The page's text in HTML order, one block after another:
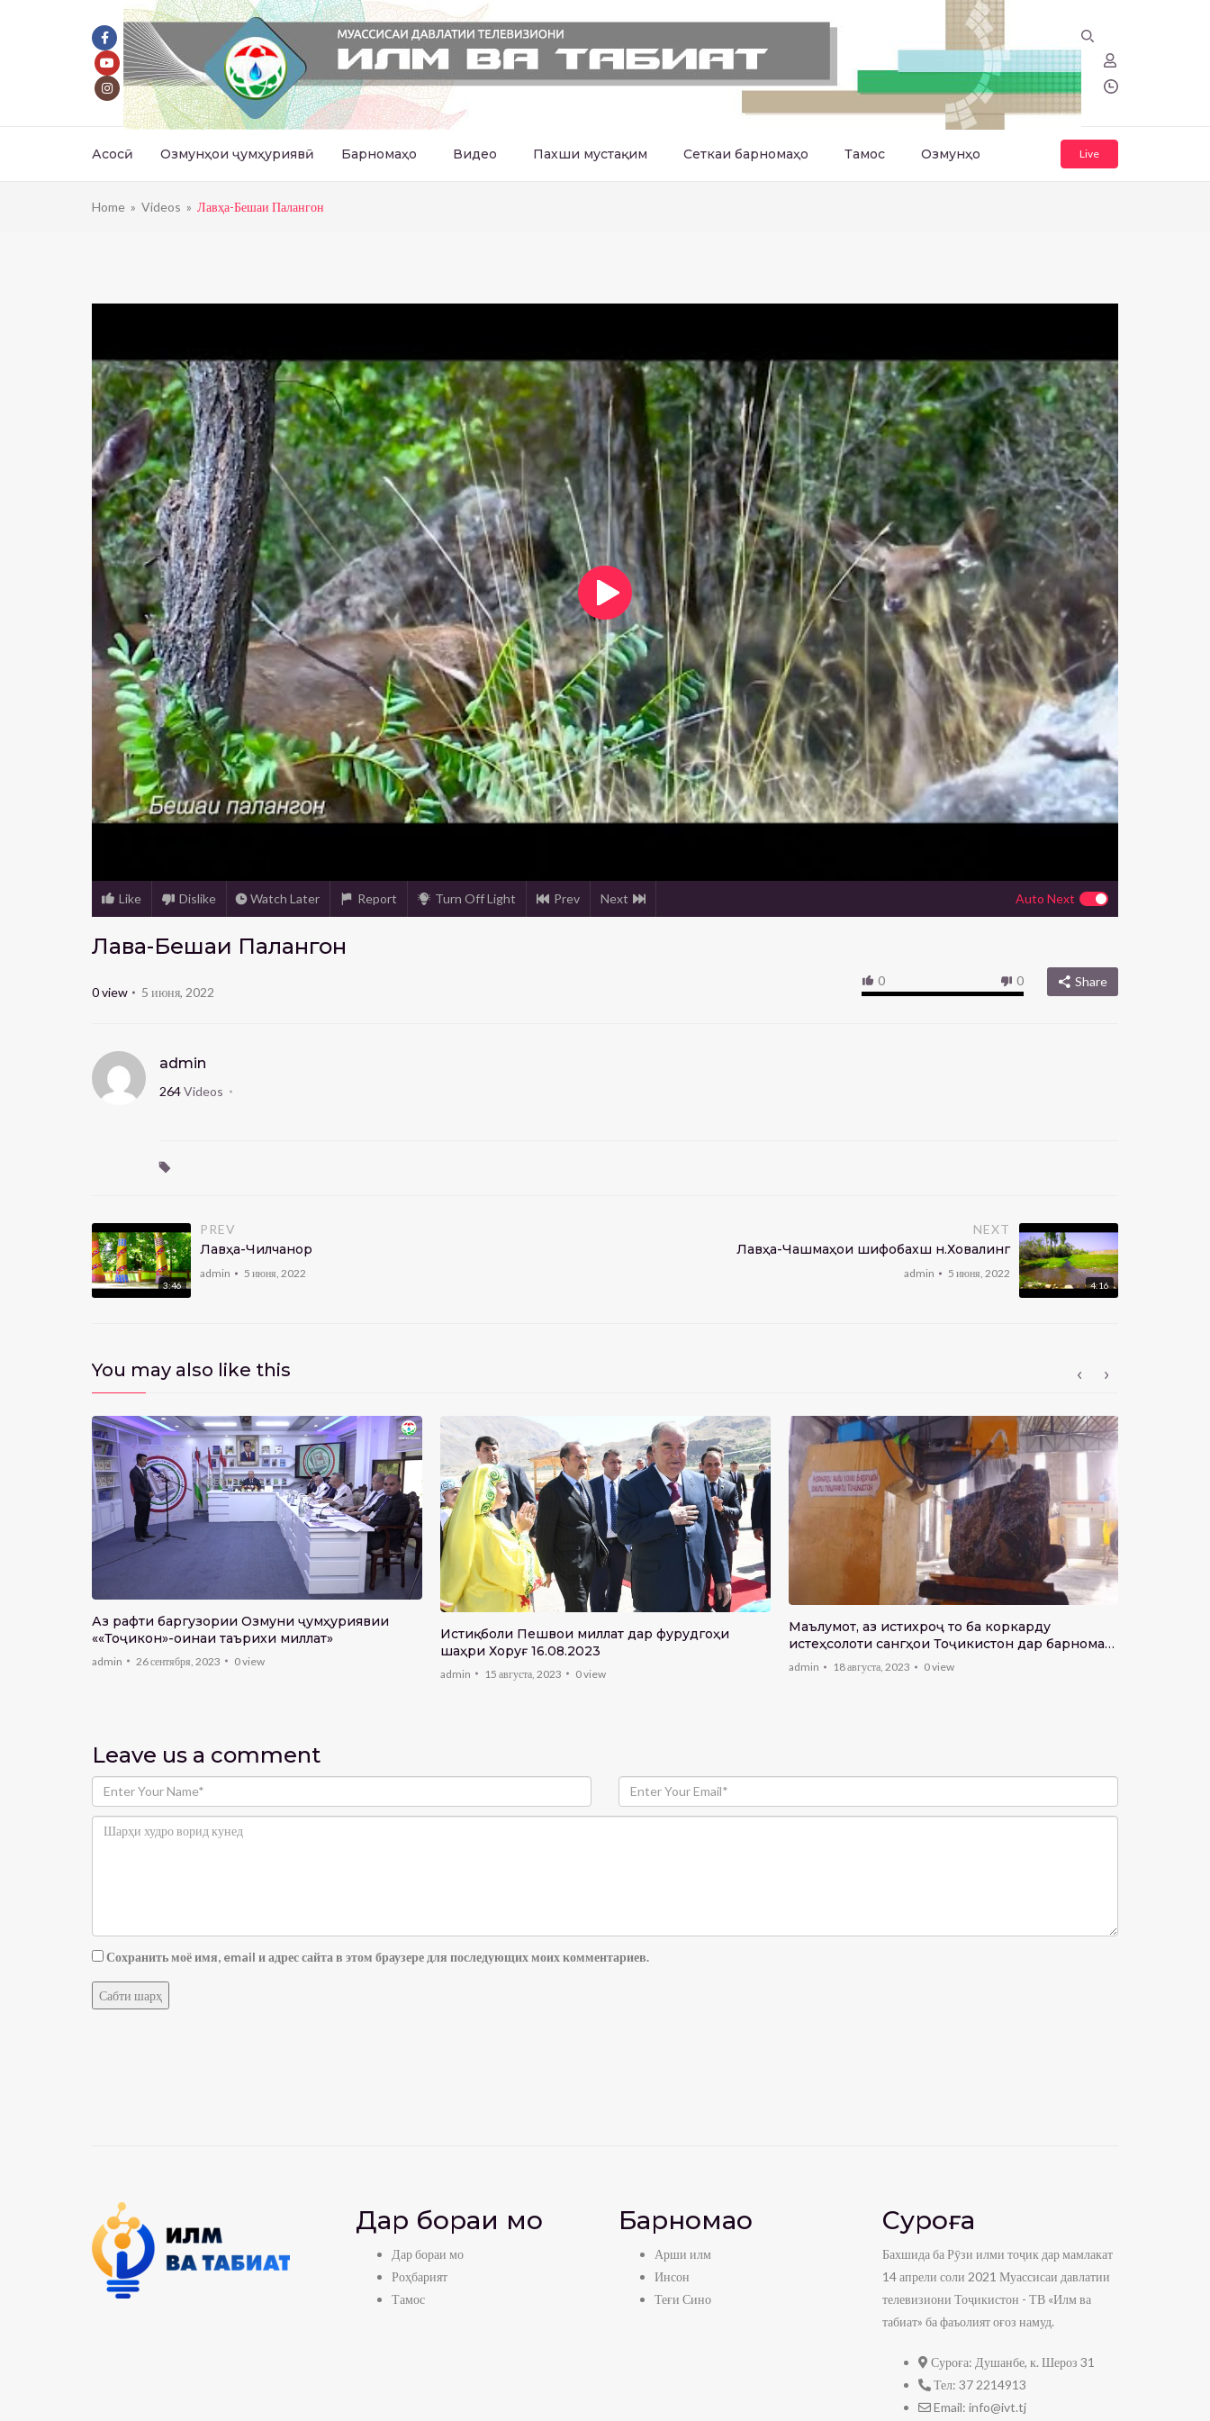
Асосӣ Озмунҳои ҷумҳуриявӣ Барномаҳо Видео Пахши мустақим Сеткаи барномаҳо Тамос Озмунҳо Live
Home » Videos » Лавҳа-Бешаи Палангон
Like Dislike Watch Later Report Turn Off Light Prev Next Auto Next
Лавҳа-Бешаи Палангон
0view 5 июня, 2022
0 0 Share
admin
264Videos
3:46
PREV
Лавҳа-Чилчанор
admin 5 июня, 2022
NEXT
Лавҳа-Чашмаҳои шифобахш н.Ховалинг
admin 5 июня, 2022
4:16
You may also like this
Аз рафти баргузории Озмуни ҷумҳуриявии
««Тоҷикон»-оинаи таърихи миллат»
admin 26 сентября, 2023 0view
Истиқболи Пешвои миллат дар фурудгоҳи
шаҳри Хоруғ 16.08.2023
admin 15 августа, 2023 0view
Маълумот, аз истихроҷ то ба коркарду
истеҳсолоти сангҳои Тоҷикистон дар барномаи
«Дар дили санг»
admin 18 августа, 2023 0view
Leave us a comment
Сохранить моё имя, email и адрес сайта в этом браузере для последующих моих комментариев.
Дар бораи мо
Дар бораи мо
Роҳбарият
Тамос
Барномаҳо
Арши илм
Инсон
Теғи Сино
Суроға
Бахшида ба Рӯзи илми тоҷик дар мамлакат
14 апрели соли 2021 Муассисаи давлатии
телевизиони Тоҷикистон - ТВ «Илм ва
табиат» ба фаъолият оғоз намуд.
Суроға: Душанбе, к. Шероз 31
Тел: 37 2214913
Email: info@ivt.tj